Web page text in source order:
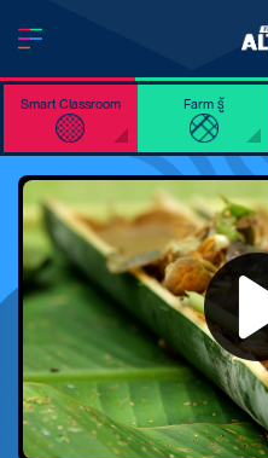
Smart Classroom Farm รู้